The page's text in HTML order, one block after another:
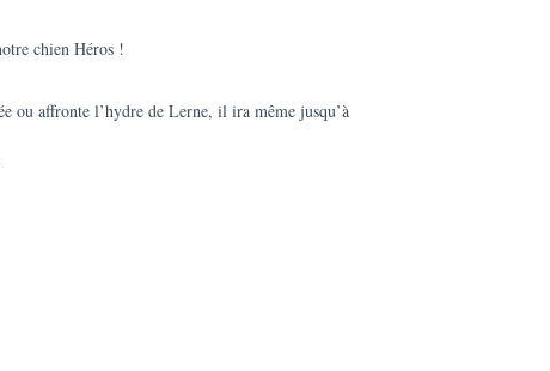
chien Héros !
ou affronte l’hydre de Lerne, il ira même jusqu’à